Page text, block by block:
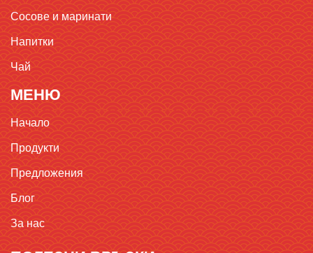
Сосове и маринати
Напитки
Чай
МЕНЮ
Начало
Продукти
Предложения
Блог
За нас